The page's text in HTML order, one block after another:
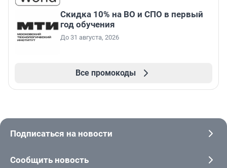
Скидка 10% на ВО и СПО в первый
год обучения
До 31 августа, 2026
Все промокоды
Подписаться на новости
Сообщить новость